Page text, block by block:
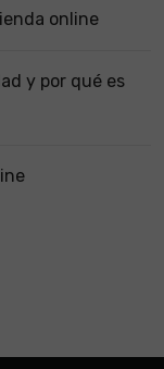
online
y por qué es